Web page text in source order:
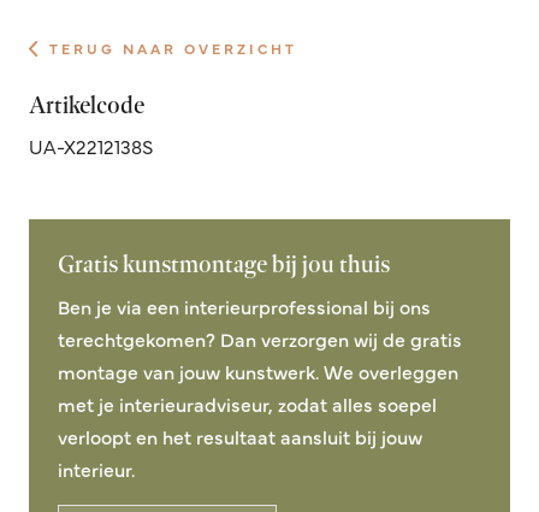
TERUG NAAR OVERZICHT
Artikelcode
UA-X2212138S
Gratis kunstmontage bij jou thuis
Ben je via een interieurprofessional bij ons
terechtgekomen? Dan verzorgen wij de gratis
montage van jouw kunstwerk. We overleggen
met je interieuradviseur, zodat alles soepel
verloopt en het resultaat aansluit bij jouw
interieur.